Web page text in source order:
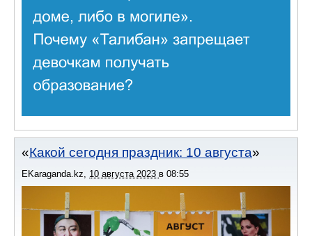
Какой сегодня праздник: 10 августа
EKaraganda.kz, 10 августа 2023 в 08:55